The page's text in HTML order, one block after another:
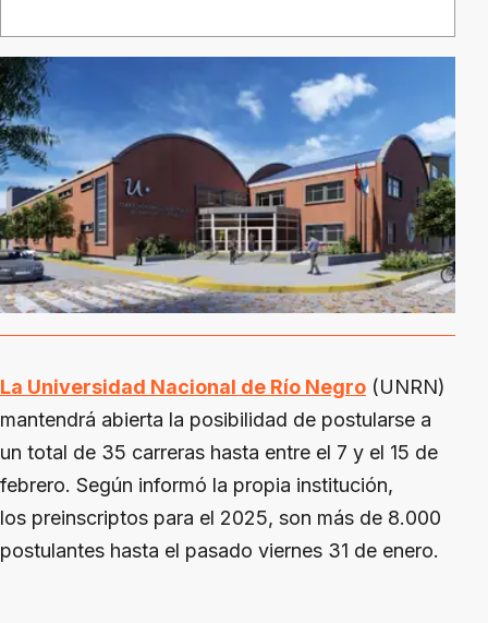
La Universidad Nacional de Río Negro (UNRN)
mantendrá abierta la posibilidad de postularse a
un total de 35 carreras hasta entre el 7 y el 15 de
febrero. Según informó la propia institución,
los preinscriptos para el 2025, son más de 8.000
postulantes hasta el pasado viernes 31 de enero.